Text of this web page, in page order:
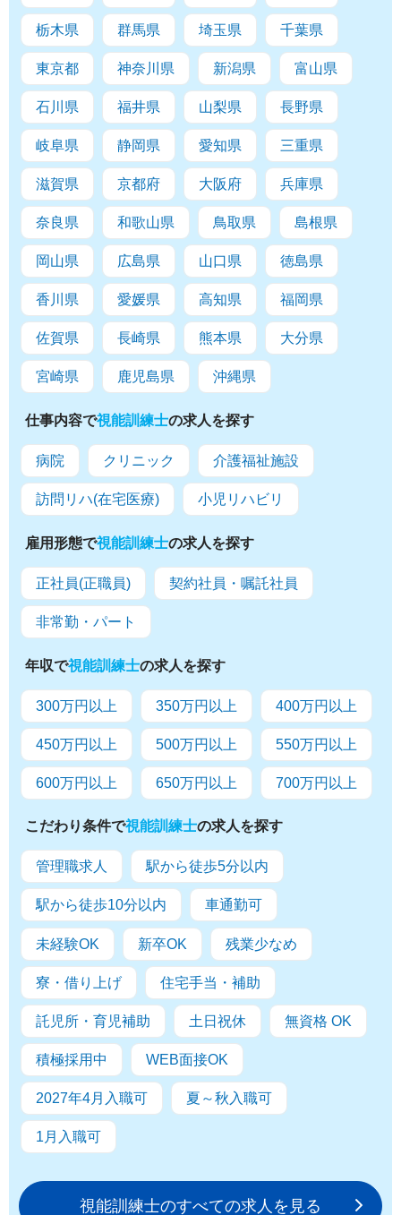
栃木県 群馬県 埼玉県 千葉県
東京都 神奈川県 新潟県 富山県
石川県 福井県 山梨県 長野県
岐阜県 静岡県 愛知県 三重県
滋賀県 京都府 大阪府 兵庫県
奈良県 和歌山県 鳥取県 島根県
岡山県 広島県 山口県 徳島県
香川県 愛媛県 高知県 福岡県
佐賀県 長崎県 熊本県 大分県
宮崎県 鹿児島県 沖縄県
仕事内容で視能訓練士の求人を探す
病院 クリニック 介護福祉施設
訪問リハ(在宅医療) 小児リハビリ
雇用形態で視能訓練士の求人を探す
正社員(正職員) 契約社員・嘱託社員
非常勤・パート
年収で視能訓練士の求人を探す
300万円以上 350万円以上 400万円以上
450万円以上 500万円以上 550万円以上
600万円以上 650万円以上 700万円以上
こだわり条件で視能訓練士の求人を探す
管理職求人 駅から徒歩5分以内
駅から徒歩10分以内 車通勤可
未経験OK 新卒OK 残業少なめ
寮・借り上げ 住宅手当・補助
託児所・育児補助 土日祝休 無資格 OK
積極採用中 WEB面接OK
2027年4月入職可 夏～秋入職可
1月入職可
視能訓練士のすべての求人を見る